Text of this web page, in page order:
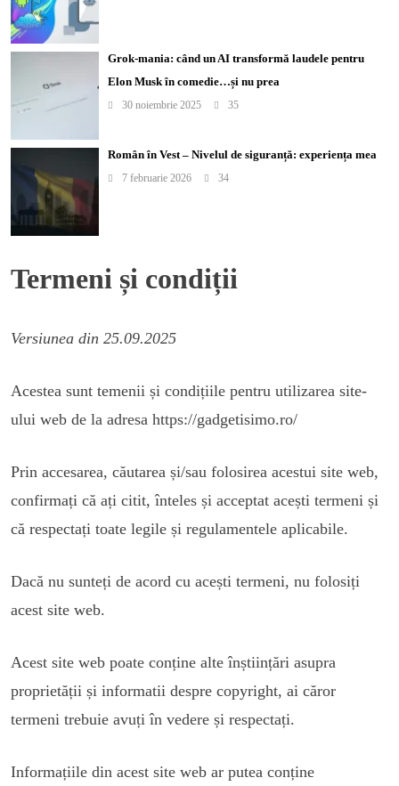
Termeni și condiții
Versiunea din 25.09.2025
Acestea sunt temenii și condițiile pentru utilizarea site-
ului web de la adresa https://gadgetisimo.ro/
Prin accesarea, căutarea și/sau folosirea acestui site web,
confirmați că ați citit, înteles și acceptat acești termeni și
că respectați toate legile și regulamentele aplicabile.
Dacă nu sunteți de acord cu acești termeni, nu folosiți
acest site web.
Acest site web poate conține alte înștiințări asupra
proprietății și informatii despre copyright, ai căror
termeni trebuie avuți în vedere și respectați.
Informațiile din acest site web ar putea conține
Grok-mania: când un AI transformă laudele pentru
Elon Musk în comedie…și nu prea
30 noiembrie 2025 35
Român în Vest – Nivelul de siguranță: experiența mea
7 februarie 2026 34